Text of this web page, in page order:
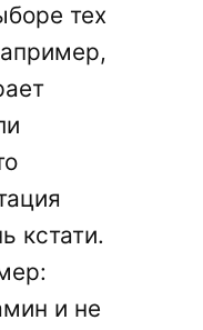
тех
кстати.
и не